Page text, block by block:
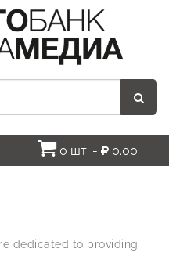
0 шт. - 0.00
dedicated to providing